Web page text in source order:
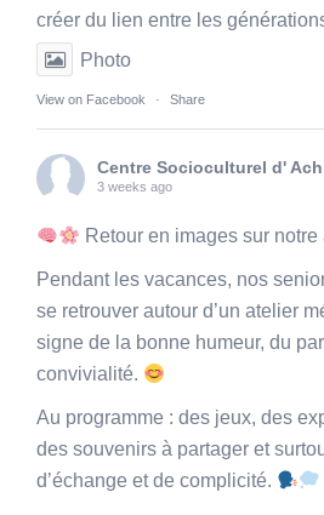
créer du lien entre les
Photo
View on Facebook · Share
Centre Socioculturel d'
3 weeks ago
Retour en images sur
Pendant les vacances, nos
se retrouver autour d’un atelier
signe de la bonne humeur, du
convivialité.
Au programme : des jeux, des
des souvenirs à partager et
d’échange et de complicité.